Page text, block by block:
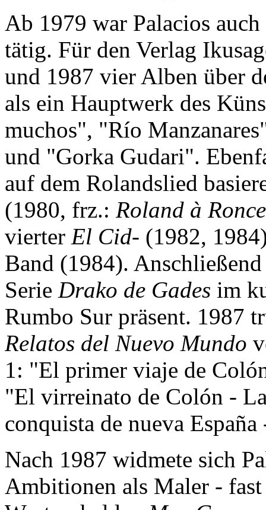
Ab 1979 war Palacios
tätig. Für den Verlag
und 1987 vier Alben über
als ein Hauptwerk des
muchos", "Río
und "Gorka Gudari".
auf dem Rolandslied
(1980, frz.: Roland à
vierter El Cid- (1982,
Band (1984).
Serie Drako de Gades im
Rumbo Sur präsent. 1987
Relatos del Nuevo Mundo
1: "El primer viaje de
"El virreinato de Colón -
conquista de nueva
Nach 1987 widmete sich
Ambitionen als Maler -